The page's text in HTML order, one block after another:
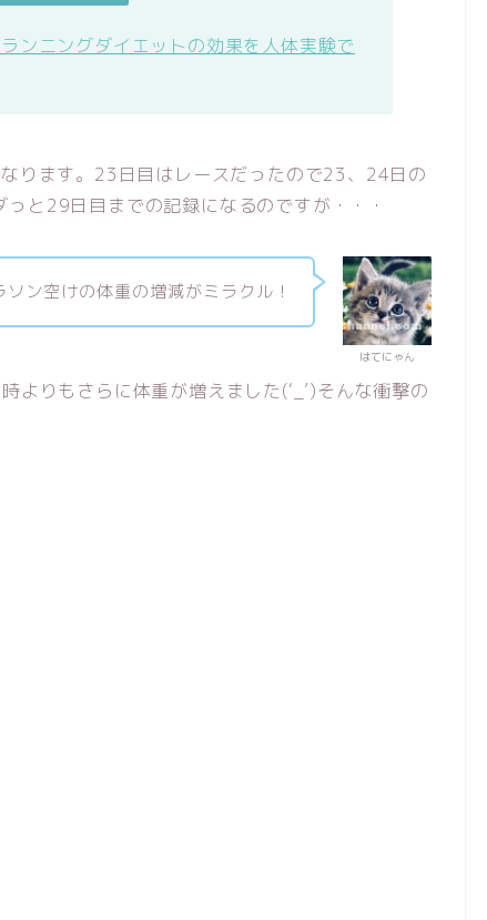
ンニングダイエットの効果を人体実験で
ります。23日目はレースだったので23、24日の
と29日目までの記録になるのですが・・・
はてにゃん
ソン空けの体重の増減がミラクル！
よりもさらに体重が増えました(‘_’)そんな衝撃の